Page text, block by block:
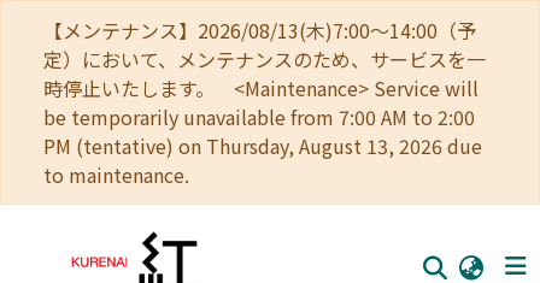
【メンテナンス】2026/08/13(木)7:00～14:00（予
定）において、メンテナンスのため、サービスを一
時停止いたします。 <Maintenance> Service will
be temporarily unavailable from 7:00 AM to 2:00
PM (tentative) on Thursday, August 13, 2026 due
to maintenance.